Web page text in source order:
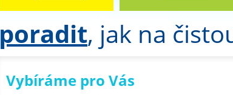
poradit, jak na
Vybíráme pro Vás